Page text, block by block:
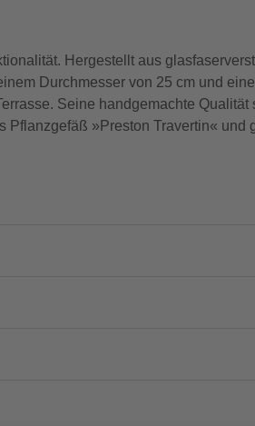
Hergestellt aus
Durchmesser von 25 cm und
Seine handgemachte Qualität
»Preston Travertin« und